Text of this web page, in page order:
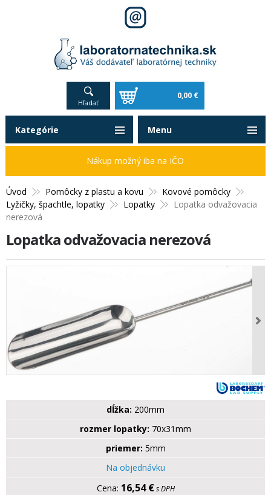
Hľadať
0,00 €
Úvod Pomôcky z plastu a kovu
Kovové pomôcky
Lyžičky, špachtle, lopatky
Lopatky
Lopatka odvažovacia
nerezová
Lopatka odvažovacia nerezová
dĺžka: 200mm
rozmer lopatky: 70x31mm
priemer: 5mm
Na objednávku
16,54 € s DPH
Kategórie
Nákup možný iba na IČO
Menu